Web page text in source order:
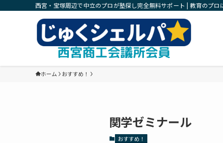
西宮・宝塚周辺で中立のプロが塾探し完全無料サポート | 教育のプロ
ホーム おすすめ！
関学ゼミナール
おすすめ！